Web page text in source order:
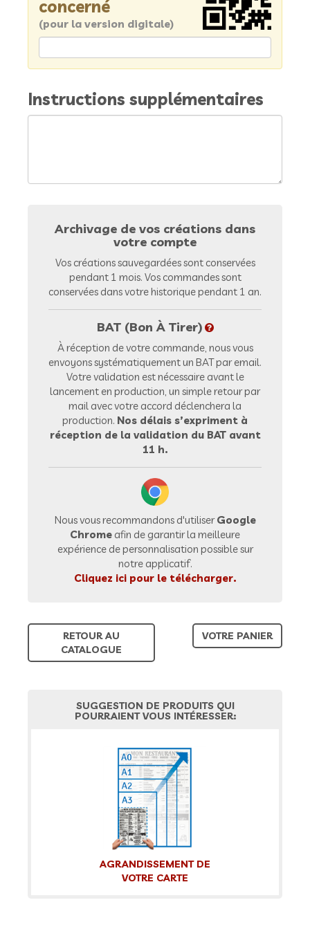
concerné
(pour la version digitale)
Instructions supplémentaires
Archivage de vos créations dans
votre compte
Vos créations sauvegardées sont conservées
pendant 1 mois. Vos commandes sont
conservées dans votre historique pendant 1 an.
BAT (Bon À Tirer)
À réception de votre commande, nous vous
envoyons systématiquement un BAT par email.
Votre validation est nécessaire avant le
lancement en production, un simple retour par
mail avec votre accord déclenchera la
production. Nos délais s’expriment à
réception de la validation du BAT avant
11 h.
Nous vous recommandons d'utiliserGoogle
Chrome afin de garantir la meilleure
expérience de personnalisation possible sur
notre applicatif.
Cliquez ici pour le télécharger.
RETOUR AU
CATALOGUE
VOTRE PANIER
SUGGESTION DE PRODUITS QUI
POURRAIENT VOUS INTÉRESSER:
AGRANDISSEMENT DE
VOTRE CARTE